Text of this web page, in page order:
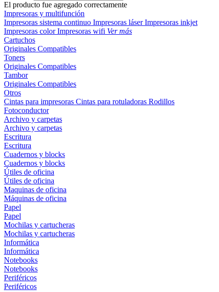
El producto fue agregado correctamente
Impresoras y multifunción
Impresoras sistema continuo Impresoras láserImpresoras inkjet
Impresoras colorImpresoras wifi Ver más
Cartuchos
Originales Compatibles
Toners
Originales Compatibles
Tambor
Originales Compatibles
Otros
Cintas para impresoras Cintas para rotuladoras Rodillos
Fotoconductor
Archivo y carpetas
Archivo y carpetas
Escritura
Escritura
Cuadernos y blocks
Cuadernos y blocks
Útiles de oficina
Útiles de oficina
Maquinas de oficina
Máquinas de oficina
Papel
Papel
Mochilas y cartucheras
Mochilas y cartucheras
Informática
Informática
Notebooks
Notebooks
Periféricos
Periféricos